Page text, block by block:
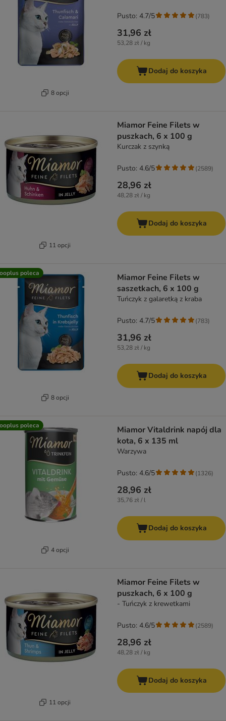
8 opcji
31,96 zł
53,28 zł / kg
Pusto: 4.7/5 (783)
Dodaj do koszyka
11 opcji
Miamor Feine Filets w
puszkach, 6 x 100 g
Kurczak z szynką
28,96 zł
48,28 zł / kg
Pusto: 4.6/5 (2589)
Dodaj do koszyka
poleca
8 opcji
Miamor Feine Filets w
saszetkach, 6 x 100 g
Tuńczyk z galaretką z kraba
31,96 zł
53,28 zł / kg
Pusto: 4.7/5 (783)
Dodaj do koszyka
poleca
4 opcji
Miamor Vitaldrink napój dla
kota, 6 x 135 ml
Warzywa
28,96 zł
35,76 zł / l
Pusto: 4.6/5 (1326)
Dodaj do koszyka
11 opcji
Miamor Feine Filets w
puszkach, 6 x 100 g
- Tuńczyk z krewetkami
28,96 zł
48,28 zł / kg
Pusto: 4.6/5 (2589)
Dodaj do koszyka